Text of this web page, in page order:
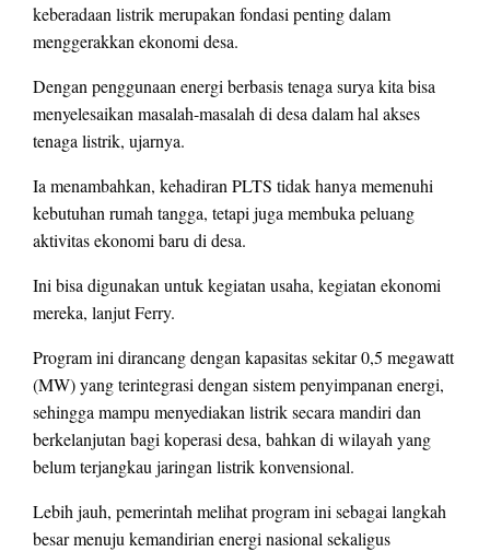
keberadaan listrik merupakan fondasi penting dalam
menggerakkan ekonomi desa.
Dengan penggunaan energi berbasis tenaga surya kita bisa
menyelesaikan masalah-masalah di desa dalam hal akses
tenaga listrik, ujarnya.
Ia menambahkan, kehadiran PLTS tidak hanya memenuhi
kebutuhan rumah tangga, tetapi juga membuka peluang
aktivitas ekonomi baru di desa.
Ini bisa digunakan untuk kegiatan usaha, kegiatan ekonomi
mereka, lanjut Ferry.
Program ini dirancang dengan kapasitas sekitar 0,5 megawatt
(MW) yang terintegrasi dengan sistem penyimpanan energi,
sehingga mampu menyediakan listrik secara mandiri dan
berkelanjutan bagi koperasi desa, bahkan di wilayah yang
belum terjangkau jaringan listrik konvensional.
Lebih jauh, pemerintah melihat program ini sebagai langkah
besar menuju kemandirian energi nasional sekaligus